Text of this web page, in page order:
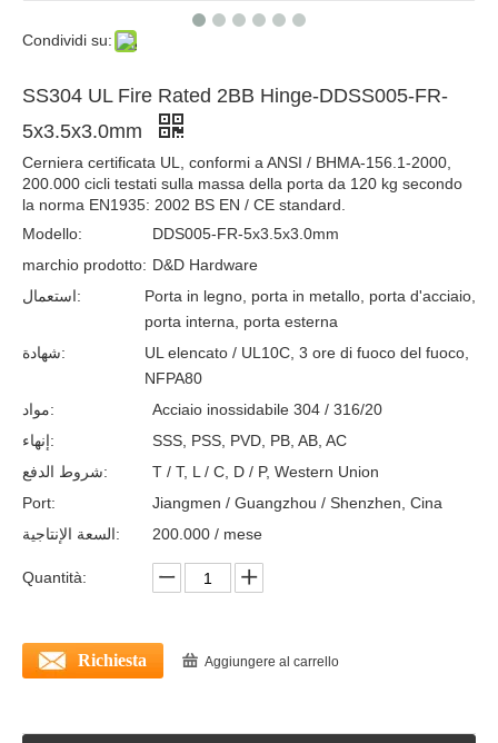
Condividi su:
SS304 UL Fire Rated 2BB Hinge-DDSS005-FR-
5x3.5x3.0mm
Cerniera certificata UL, conformi a ANSI / BHMA-156.1-2000,
200.000 cicli testati sulla massa della porta da 120 kg secondo
la norma EN1935: 2002 BS EN / CE standard.
Modello:
DDS005-FR-5x3.5x3.0mm
marchio prodotto: D&D Hardware
استعمال:
Porta in legno, porta in metallo, porta d'acciaio,
porta interna, porta esterna
شهادة:
UL elencato / UL10C, 3 ore di fuoco del fuoco,
NFPA80
مواد:
Acciaio inossidabile 304 / 316/20
إنهاء:
SSS, PSS, PVD, PB, AB, AC
شروط الدفع:
T / T, L / C, D / P, Western Union
Port:
Jiangmen / Guangzhou / Shenzhen, Cina
السعة الإنتاجية:
200.000 / mese
Quantità:
Richiesta Aggiungere al carrello